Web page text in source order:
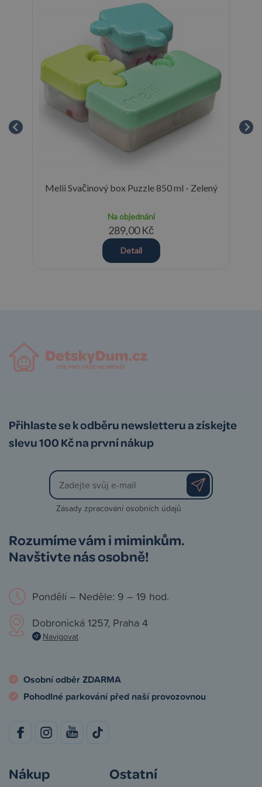
Melii Svačinový box Puzzle 850 ml - Zelený
Na objednání
289,00 Kč
Detail
Přihlaste se k odběru newsletteru a získejte
slevu 100 Kč na první nákup
Zásady zpracování osobních údajů
Rozumíme vám i miminkům.
Navštivte nás osobně!
Pondělí – Neděle: 9 – 19 hod.
Dobronická 1257, Praha 4
Navigovat
Osobní odběr ZDARMA
Pohodlné parkování před naší provozovnou
Nákup Ostatní